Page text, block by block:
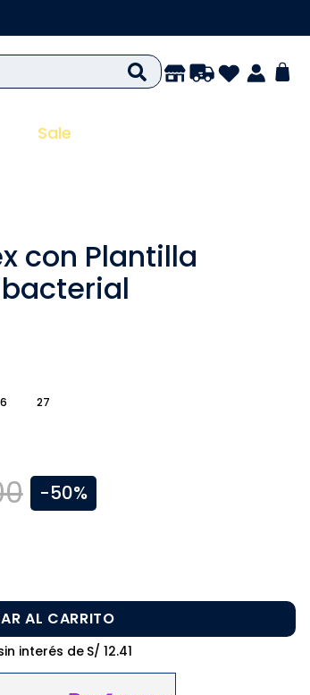
Sale
con Plantilla
27
-50%
AL CARRITO
interés de S/ 12.41